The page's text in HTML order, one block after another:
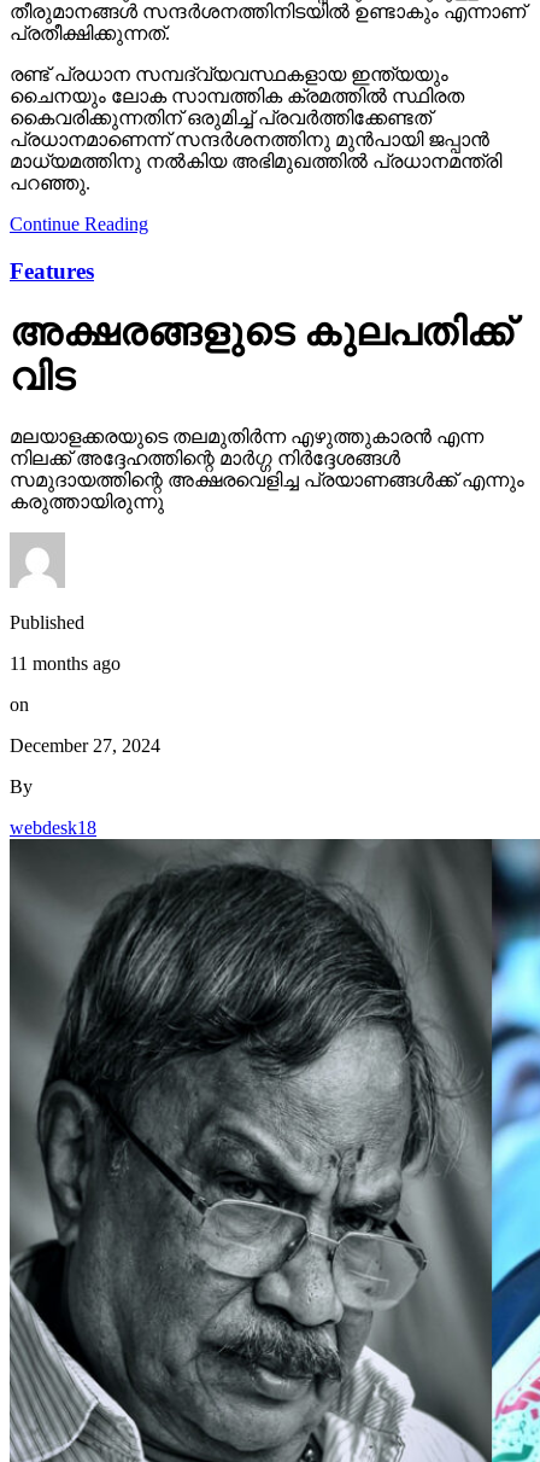
തീരുമാനങ്ങൾ സന്ദർശനത്തിനിടയിൽ ഉണ്ടാകും എന്നാണ്
പ്രതീക്ഷിക്കുന്നത്.
രണ്ട് പ്രധാന സമ്പദ്‌വ്യവസ്ഥകളായ ഇന്ത്യയും
ചൈനയും ലോക സാമ്പത്തിക ക്രമത്തിൽ സ്ഥിരത
കൈവരിക്കുന്നതിന് ഒരുമിച്ച് പ്രവർത്തിക്കേണ്ടത്
പ്രധാനമാണെന്ന് സന്ദർശനത്തിനു മുൻപായി ജപ്പാൻ
മാധ്യമത്തിനു നൽകിയ അഭിമുഖത്തിൽ പ്രധാനമന്ത്രി
പറഞ്ഞു.
Continue Reading
Features
അക്ഷരങ്ങളുടെ കുലപതിക്ക്
വിട
മലയാളക്കരയുടെ തലമുതിര്‍ന്ന എഴുത്തുകാരന്‍ എന്ന
നിലക്ക് അദ്ദേഹത്തിന്റെ മാര്‍ഗ്ഗ നിര്‍ദ്ദേശങ്ങള്‍
സമുദായത്തിന്റെ അക്ഷരവെളിച്ച പ്രയാണങ്ങള്‍ക്ക് എന്നും
കരുത്തായിരുന്നു
Published
11 months ago
on
December 27, 2024
By
webdesk18